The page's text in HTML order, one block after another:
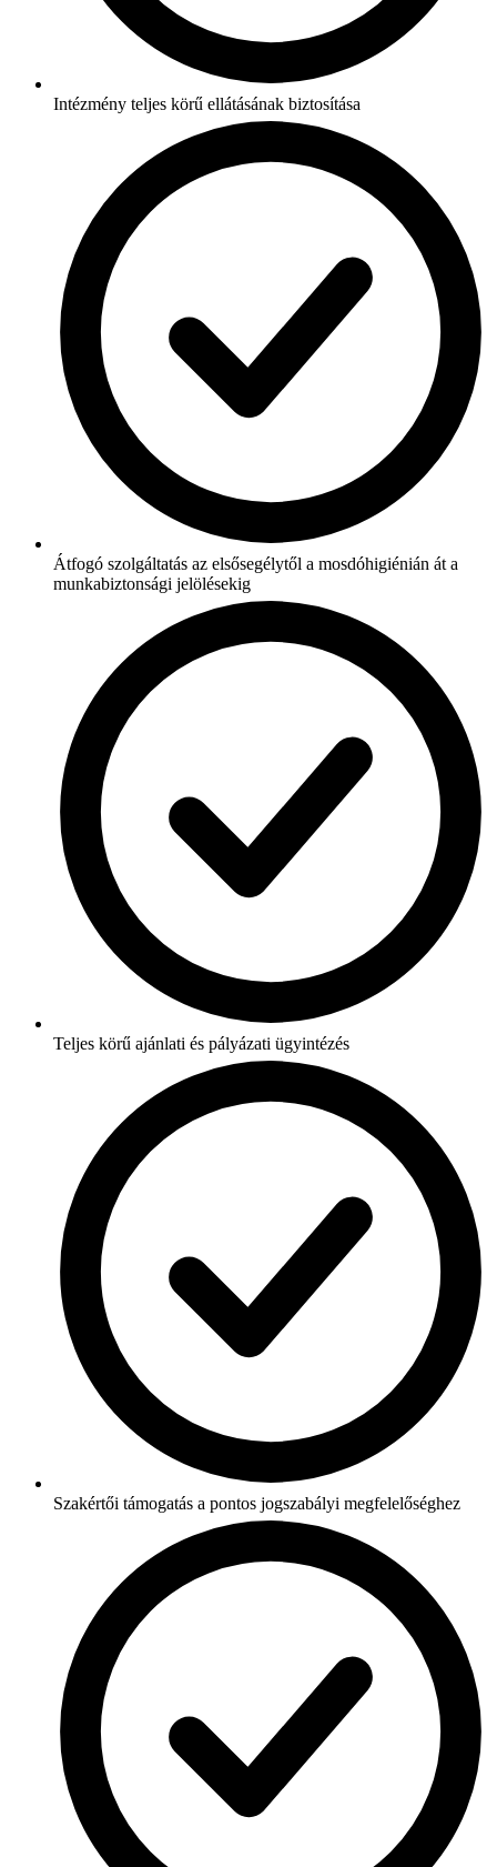
Intézmény teljes körű ellátásának biztosítása
Átfogó szolgáltatás az elsősegélytől a mosdóhigiénián át a
munkabiztonsági jelölésekig
Teljes körű ajánlati és pályázati ügyintézés
Szakértői támogatás a pontos jogszabályi megfelelőséghez